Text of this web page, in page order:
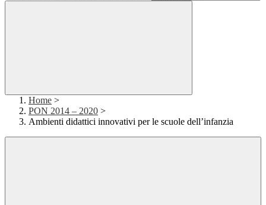
Home >
PON 2014 – 2020 >
Ambienti didattici innovativi per le scuole dell’infanzia